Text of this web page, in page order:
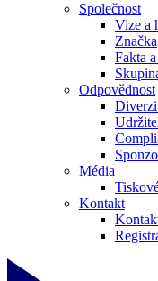
Společnost
Vize a
Značka
Fakta
Odpovědnost
Média
Kontakt